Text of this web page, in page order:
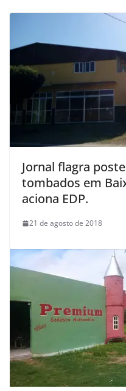
Jornal flagra
tombados em
aciona EDP.
21 de agosto de 2018